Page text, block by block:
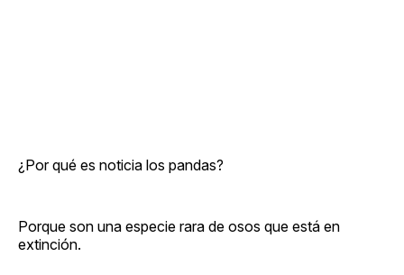
¿Por qué es noticia los pandas?
Porque son una especie rara de osos que está en
extinción.